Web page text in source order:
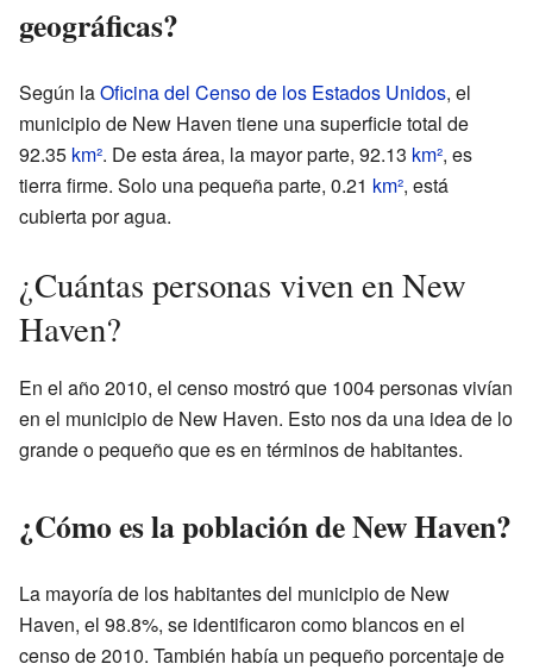
geográficas?
Según laOficina del Censo de los Estados Unidos, el
municipio de New Haven tiene una superficie total de
92.35 km². De esta área, la mayor parte, 92.13 km², es
tierra firme. Solo una pequeña parte, 0.21 km², está
cubierta por agua.
¿Cuántas personas viven en New
Haven?
En el año 2010, el censo mostró que 1004 personas vivían
en el municipio de New Haven. Esto nos da una idea de lo
grande o pequeño que es en términos de habitantes.
¿Cómo es la población de New Haven?
La mayoría de los habitantes del municipio de New
Haven, el 98.8%, se identificaron como blancos en el
censo de 2010. También había un pequeño porcentaje de